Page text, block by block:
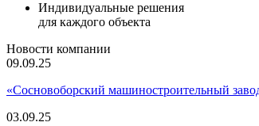
Индивидуальные решения
для каждого объекта
Новости компании
09.09.25
«Сосновоборский машиностроительный
03.09.25